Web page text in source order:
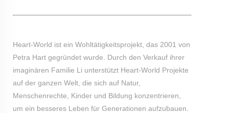
Heart-World ist ein Wohltätigkeitsprojekt, das 2001 von
Petra Hart gegründet wurde. Durch den Verkauf ihrer
imaginären Familie Li unterstützt Heart-World Projekte
auf der ganzen Welt, die sich auf Natur,
Menschenrechte, Kinder und Bildung konzentrieren,
um ein besseres Leben für Generationen aufzubauen.